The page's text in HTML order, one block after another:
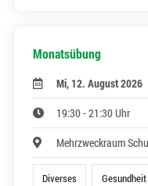
Monatsübung
Mi, 12. August 2026
19:30 - 21:30 Uhr
Mehrzweckraum
Diverses Gesundheit